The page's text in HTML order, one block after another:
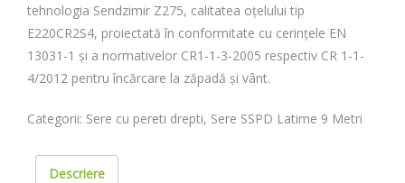
tehnologia Sendzimir Z275, calitatea oțelului tip
E220CR2S4, proiectată în conformitate cu cerințele EN
13031-1 și a normativelor CR1-1-3-2005 respectiv CR 1-1-
4/2012 pentru încărcare la zăpadă și vânt.
Categorii: Sere cu pereti drepti, Sere SSPD Latime 9 Metri
Descriere